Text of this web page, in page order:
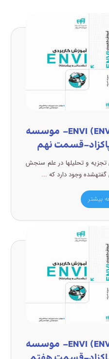
آموزش نرم افزار (ENVI (ENVI ۵- موسسه
قسمت نهم
تجزیه و تحلیلها در علم سنجش
گفتهشده وجود دارد که ...
بیشتر
آموزش نرم افزار (ENVI (ENVI ۵- موسسه